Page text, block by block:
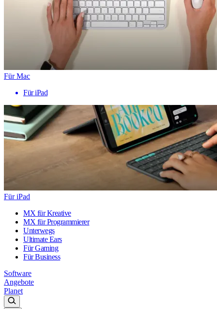
Für Mac
Für iPad
Für iPad
MX für Kreative
MX für Programmierer
Unterwegs
Ultimate Ears
Für Gaming
Für Business
Software
Angebote
Planet